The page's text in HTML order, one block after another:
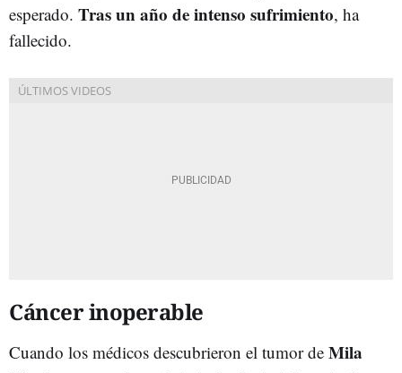
esperado. Tras un año de intenso sufrimiento, ha
fallecido.
Cáncer inoperable
Cuando los médicos descubrieron el tumor de Mila